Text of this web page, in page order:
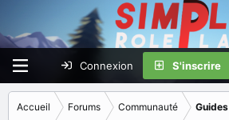
Connexion S'inscrire
Accueil Forums Communauté Guides